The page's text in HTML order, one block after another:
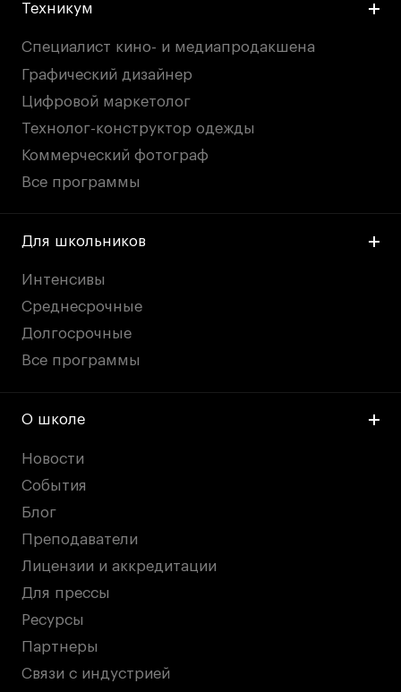
Техникум
Специалист кино- и медиапродакшена
Графический дизайнер
Цифровой маркетолог
Технолог-конструктор одежды
Коммерческий фотограф
Все программы
Для школьников
Интенсивы
Среднесрочные
Долгосрочные
Все программы
О школе
Новости
События
Блог
Преподаватели
Лицензии и аккредитации
Для прессы
Ресурсы
Партнеры
Связи с индустрией